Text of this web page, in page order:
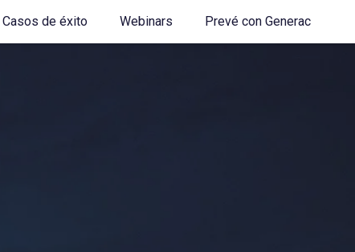
Casos de éxito Webinars Prevé con Generac